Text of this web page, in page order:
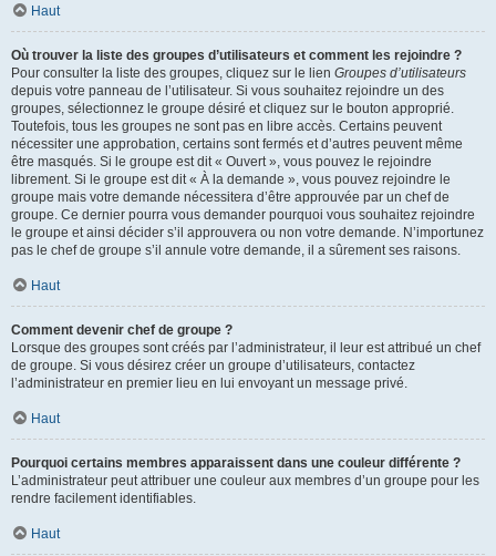
Haut
Où trouver la liste des groupes d’utilisateurs et comment les rejoindre ?
Pour consulter la liste des groupes, cliquez sur le lien Groupes d’utilisateurs
depuis votre panneau de l’utilisateur. Si vous souhaitez rejoindre un des
groupes, sélectionnez le groupe désiré et cliquez sur le bouton approprié.
Toutefois, tous les groupes ne sont pas en libre accès. Certains peuvent
nécessiter une approbation, certains sont fermés et d’autres peuvent même
être masqués. Si le groupe est dit « Ouvert », vous pouvez le rejoindre
librement. Si le groupe est dit « À la demande », vous pouvez rejoindre le
groupe mais votre demande nécessitera d’être approuvée par un chef de
groupe. Ce dernier pourra vous demander pourquoi vous souhaitez rejoindre
le groupe et ainsi décider s’il approuvera ou non votre demande. N’importunez
pas le chef de groupe s’il annule votre demande, il a sûrement ses raisons.
Haut
Comment devenir chef de groupe ?
Lorsque des groupes sont créés par l’administrateur, il leur est attribué un chef
de groupe. Si vous désirez créer un groupe d’utilisateurs, contactez
l’administrateur en premier lieu en lui envoyant un message privé.
Haut
Pourquoi certains membres apparaissent dans une couleur différente ?
L’administrateur peut attribuer une couleur aux membres d’un groupe pour les
rendre facilement identifiables.
Haut